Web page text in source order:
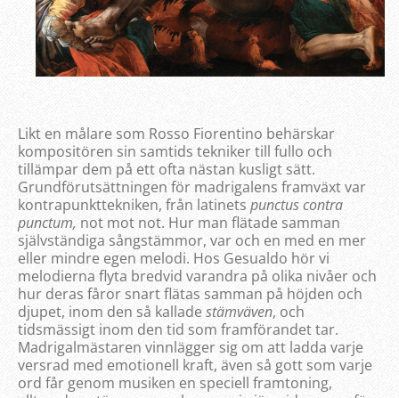
Likt en målare som Rosso Fiorentino behärskar
kompositören sin samtids tekniker till fullo och
tillämpar dem på ett ofta nästan kusligt sätt.
Grundförutsättningen för madrigalens framväxt var
kontrapunkttekniken, från latinets punctus contra
punctum, not mot not. Hur man flätade samman
självständiga sångstämmor, var och en med en mer
eller mindre egen melodi. Hos Gesualdo hör vi
melodierna flyta bredvid varandra på olika nivåer och
hur deras fåror snart flätas samman på höjden och
djupet, inom den så kallade stämväven, och
tidsmässigt inom den tid som framförandet tar.
Madrigalmästaren vinnlägger sig om att ladda varje
versrad med emotionell kraft, även så gott som varje
ord får genom musiken en speciell framtoning,